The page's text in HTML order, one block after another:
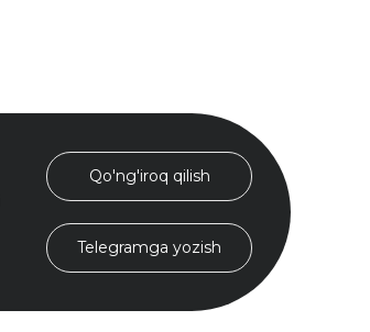
Qo'ng'iroq qilish
Telegramga yozish